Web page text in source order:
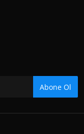
Abone Ol